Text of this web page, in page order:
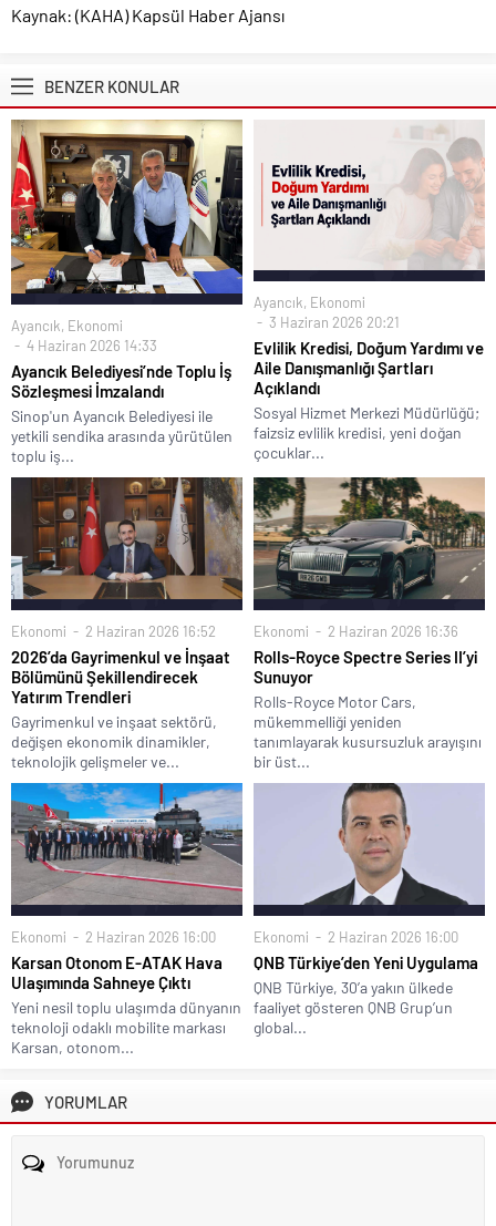
Kaynak: (KAHA) Kapsül Haber Ajansı
BENZER KONULAR
Ayancık, Ekonomi
4 Haziran 2026 14:33
Ayancık Belediyesi’nde Toplu İş
Sözleşmesi İmzalandı
Sinop'un Ayancık Belediyesi ile
yetkili sendika arasında yürütülen
toplu iş...
Ayancık, Ekonomi
3 Haziran 2026 20:21
Evlilik Kredisi, Doğum Yardımı ve
Aile Danışmanlığı Şartları
Açıklandı
Sosyal Hizmet Merkezi Müdürlüğü;
faizsiz evlilik kredisi, yeni doğan
çocuklar...
Ekonomi 2 Haziran 2026 16:52
2026’da Gayrimenkul ve İnşaat
Bölümünü Şekillendirecek
Yatırım Trendleri
Gayrimenkul ve inşaat sektörü,
değişen ekonomik dinamikler,
teknolojik gelişmeler ve...
Ekonomi 2 Haziran 2026 16:36
Rolls-Royce Spectre Series II’yi
Sunuyor
Rolls-Royce Motor Cars,
mükemmelliği yeniden
tanımlayarak kusursuzluk arayışını
bir üst...
Ekonomi 2 Haziran 2026 16:00
Karsan Otonom E-ATAK Hava
Ulaşımında Sahneye Çıktı
Yeni nesil toplu ulaşımda dünyanın
teknoloji odaklı mobilite markası
Karsan, otonom...
Ekonomi 2 Haziran 2026 16:00
QNB Türkiye’den Yeni Uygulama
QNB Türkiye, 30’a yakın ülkede
faaliyet gösteren QNB Grup’un
global...
YORUMLAR